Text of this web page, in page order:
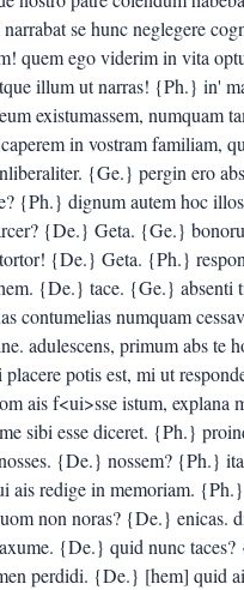
se hunc neglegere
quem ego viderim in vita
illum ut narras! {Ph.} in'
existumassem, numquam
in vostram familiam,
{Ge.} pergin ero
{Ph.} dignum autem hoc
{De.} Geta. {Ge.}
{De.} Geta. {Ph.}
{De.} tace. {Ge.} absenti
contumelias numquam
adulescens, primum abs te
potis est, mi ut
ais f<ui>sse istum, explana
sibi esse diceret. {Ph.}
{De.} nossem? {Ph.}
ais redige in memoriam.
non noras? {De.} enicas.
{De.} quid nunc
perdidi. {De.} [hem] quid